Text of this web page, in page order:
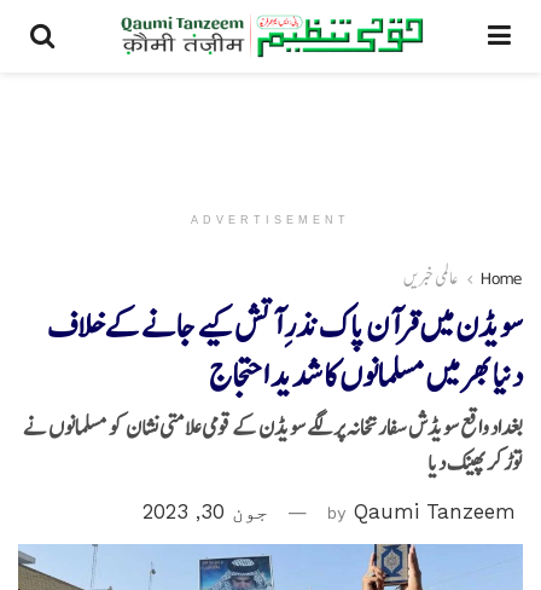
ADVERTISEMENT
Home عالمی خبریں
سویڈن میں قرآن پاک نذرِ آتش کیے جانے کےخلاف
دنیا بھر میں مسلمانوں کا شدید احتجاج
بغداد واقع سویڈش سفارتخانہ پر لگے سویڈن کے قومی علامتی نشان کو مسلمانوں نے
توڑ کر پھینک دیا
by Qaumi Tanzeem جون 30, 2023